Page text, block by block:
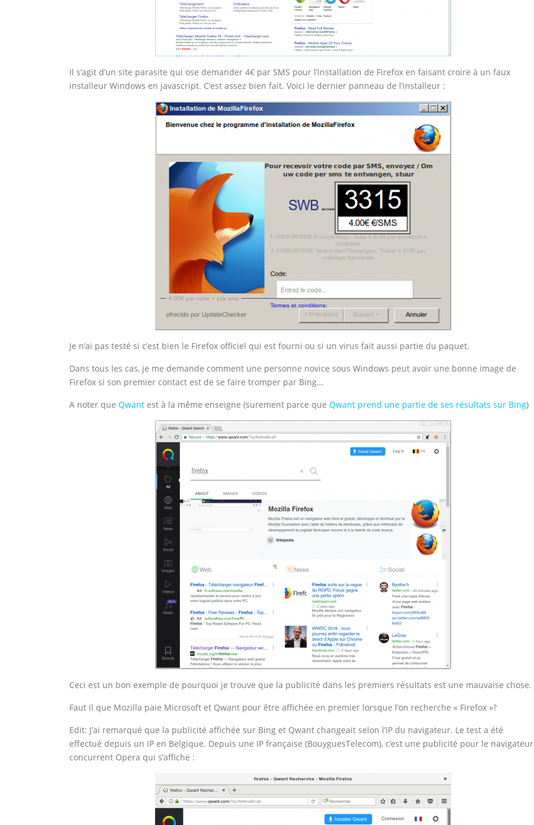
Il s’agit d’un site parasite qui ose demander 4€ par SMS pour l’installation de Firefox en faisant croire à un faux
installeur Windows en javascript. C’est assez bien fait. Voici le dernier panneau de l’installeur :
Je n’ai pas testé si c’est bien le Firefox officiel qui est fourni ou si un virus fait aussi partie du paquet.
Dans tous les cas, je me demande comment une personne novice sous Windows peut avoir une bonne image de
Firefox si son premier contact est de se faire tromper par Bing…
A noter que Qwant est à la même enseigne (surement parce que Qwant prend une partie de ses résultats sur Bing)
Ceci est un bon exemple de pourquoi je trouve que la publicité dans les premiers résultats est une mauvaise chose.
Faut il que Mozilla paie Microsoft et Qwant pour être affichée en premier lorsque l’on recherche « Firefox »?
Edit: J’ai remarqué que la publicité affichée sur Bing et Qwant changeait selon l’IP du navigateur. Le test a été
effectué depuis un IP en Belgique. Depuis une IP française (BouyguesTelecom), c’est une publicité pour le navigateur
concurrent Opera qui s’affiche :